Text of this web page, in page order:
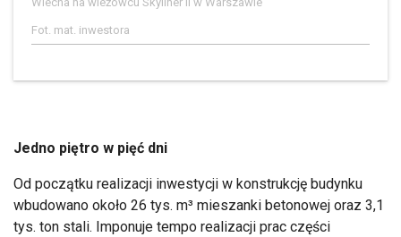
Fot. mat. inwestora
Jedno piętro w pięć dni
Od początku realizacji inwestycji w konstrukcję budynku
wbudowano około 26 tys. m³ mieszanki betonowej oraz 3,1
tys. ton stali. Imponuje tempo realizacji prac części